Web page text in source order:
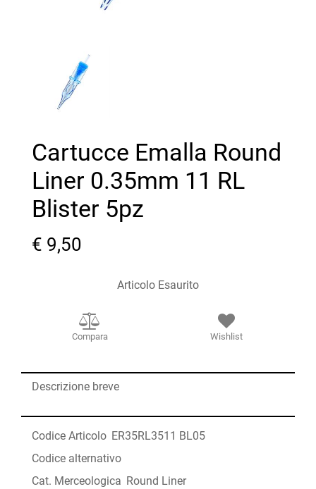
Cartucce Emalla Round
Liner 0.35mm 11 RL
Blister 5pz
€ 9,50
Articolo Esaurito
Compara Wishlist
Descrizione breve
Codice Articolo ER35RL3511 BL05
Codice alternativo
Cat. Merceologica Round Liner